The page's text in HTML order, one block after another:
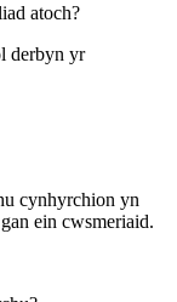
atoch?
derbyn yr
cynhyrchion yn
ein cwsmeriaid.